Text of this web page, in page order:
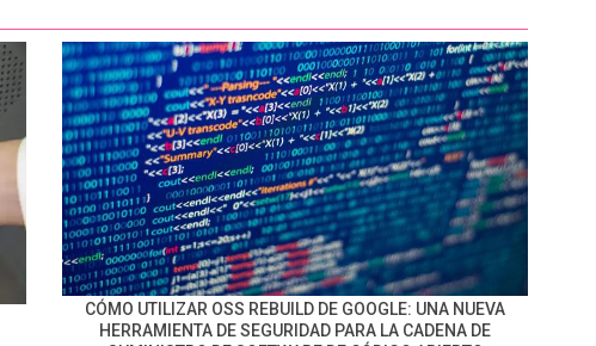
CÓMO UTILIZAR OSS REBUILD DE GOOGLE: UNA NUEVA
HERRAMIENTA DE SEGURIDAD PARA LA CADENA DE